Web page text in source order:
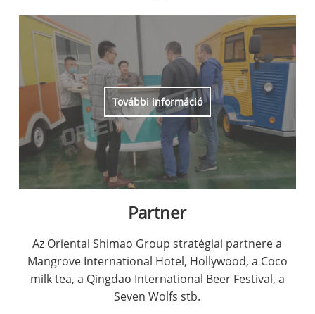
További információ
Partner
Az Oriental Shimao Group stratégiai partnere a
Mangrove International Hotel, Hollywood, a Coco
milk tea, a Qingdao International Beer Festival, a
Seven Wolfs stb.